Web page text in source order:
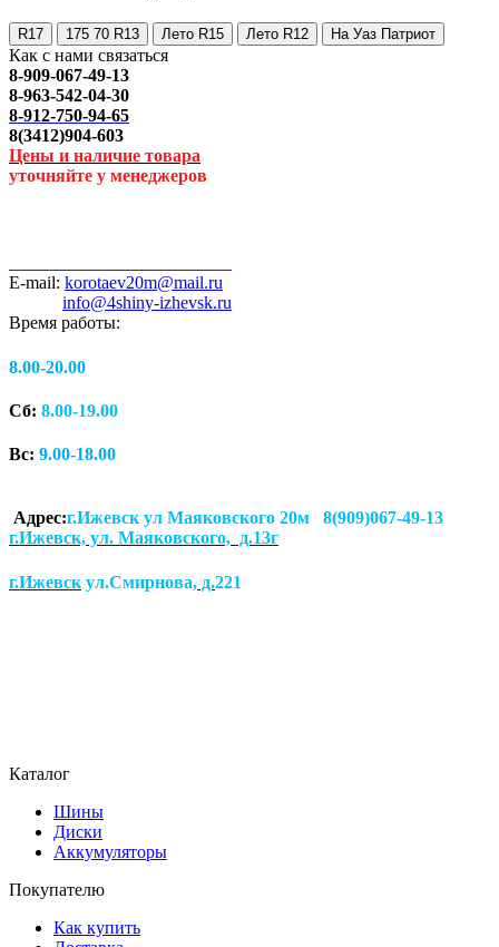
R17 175 70 R13 Лето R15 Лето R12 На Уаз Патриот
Как с нами связаться
8-909-067-49-13
8-963-542-04-30
8-912-750-94-65
8(3412)904-603
Цены и наличие товара
уточняйте у менеджеров
E-mail: korotaev20m@mail.ru
info@4shiny-izhevsk.ru
Время работы:
8.00-20.00
Сб: 8.00-19.00
Вс: 9.00-18.00
Адрес:г.Ижевск ул Маяковского 20м 8(909)067-49-13
г.Ижевск, ул. Маяковского, д.13г
г.Ижевск ул.Смирнова, д.221
Каталог
Шины
Диски
Аккумуляторы
Покупателю
Как купить